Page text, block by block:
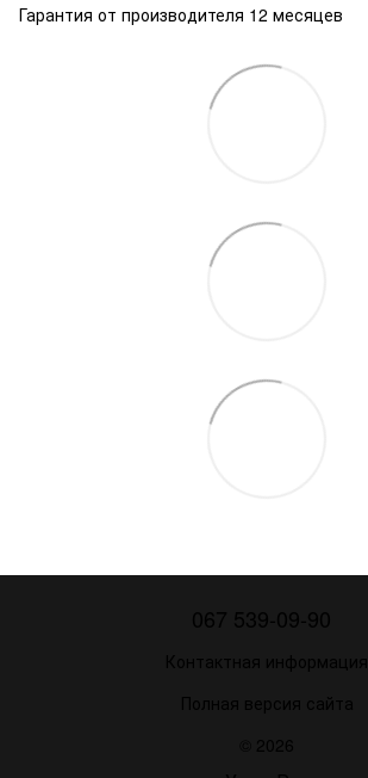
Гарантия от производителя 12 месяцев
067 539-09-90
Контактная информация
Полная версия сайта
© 2026